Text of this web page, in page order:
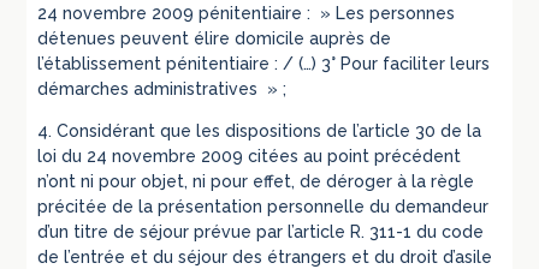
24 novembre 2009 pénitentiaire : » Les personnes
détenues peuvent élire domicile auprès de
l’établissement pénitentiaire : / (…) 3° Pour faciliter leurs
démarches administratives » ;
4. Considérant que les dispositions de l’article 30 de la
loi du 24 novembre 2009 citées au point précédent
n’ont ni pour objet, ni pour effet, de déroger à la règle
précitée de la présentation personnelle du demandeur
d’un titre de séjour prévue par l’article R. 311-1 du code
de l’entrée et du séjour des étrangers et du droit d’asile